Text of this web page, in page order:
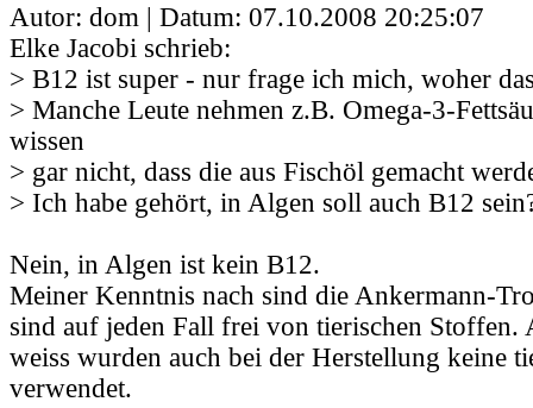
Autor: dom | Datum: 07.10.2008 20:25:07
Elke Jacobi schrieb:
> B12 ist super - nur frage ich mich, woher
> Manche Leute nehmen z.B. Omega-3-
wissen
> gar nicht, dass die aus Fischöl gemacht
> Ich habe gehört, in Algen soll auch B12
Nein, in Algen ist kein B12.
Meiner Kenntnis nach sind die Ankermann-
sind auf jeden Fall frei von tierischen Stoffen.
weiss wurden auch bei der Herstellung keine
verwendet.